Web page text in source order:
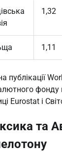
1,32
1,11
публікації
фонду
Eurostat і
та